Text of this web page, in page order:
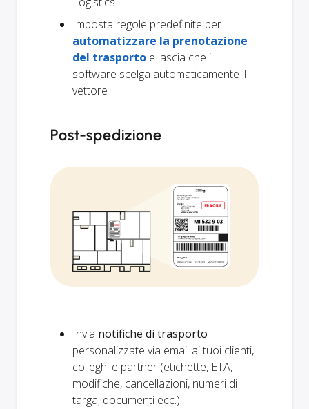
Imposta regole predefinite per
automatizzare la prenotazione
del trasporto e lascia che il
software scelga automaticamente il
vettore
Post-spedizione
Invia notifiche di trasporto
personalizzate via email ai tuoi clienti,
colleghi e partner (etichette, ETA,
modifiche, cancellazioni, numeri di
targa, documenti ecc.)